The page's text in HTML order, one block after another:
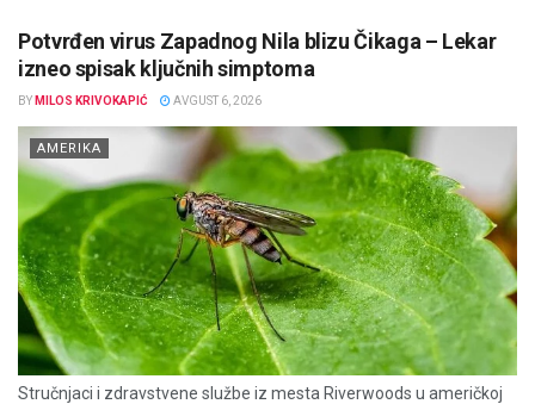
Potvrđen virus Zapadnog Nila blizu Čikaga – Lekar
izneo spisak ključnih simptoma
BY MILOS KRIVOKAPIĆ AVGUST 6, 2026
AMERIKA
Stručnjaci i zdravstvene službe iz mesta Riverwoods u američkoj